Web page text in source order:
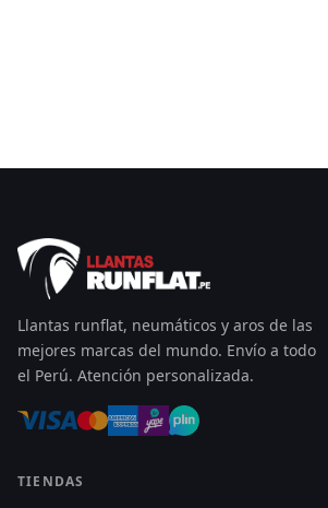
Llantas runflat, neumáticos y aros de las
mejores marcas del mundo. Envío a todo
el Perú. Atención personalizada.
TIENDAS